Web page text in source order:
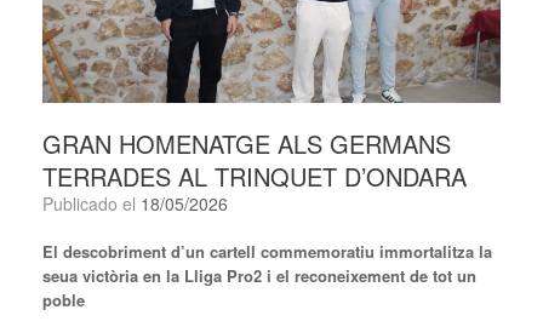
GRAN HOMENATGE ALS GERMANS
TERRADES AL TRINQUET D’ONDARA
Publicado el 18/05/2026
El descobriment d’un cartell commemoratiu immortalitza la
seua victòria en la Lliga Pro2 i el reconeixement de tot un
poble